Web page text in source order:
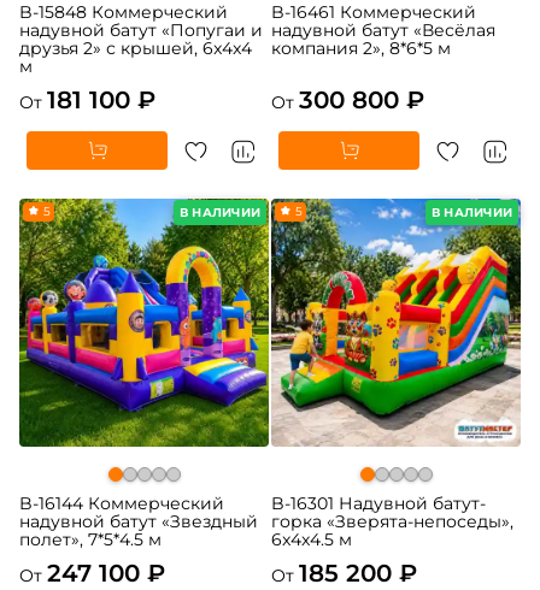
B-15848 Коммерческий
надувной батут «Попугаи и
друзья 2» с крышей, 6x4x4
м
От 181 100 ₽
B-16461 Коммерческий
надувной батут «Весёлая
компания 2», 8*6*5 м
От 300 800 ₽
В НАЛИЧИИ
5
B-16144 Коммерческий
надувной батут «Звездный
полет», 7*5*4.5 м
От 247 100 ₽
В НАЛИЧИИ
5
B-16301 Надувной батут-
горка «Зверята-непоседы»,
6x4x4.5 м
От 185 200 ₽